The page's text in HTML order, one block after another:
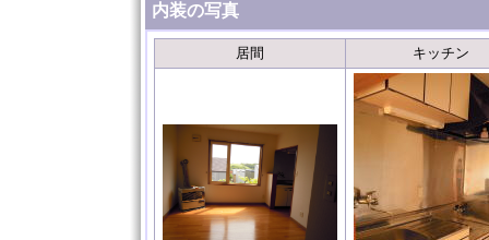
内装の写真
居間 キッチン